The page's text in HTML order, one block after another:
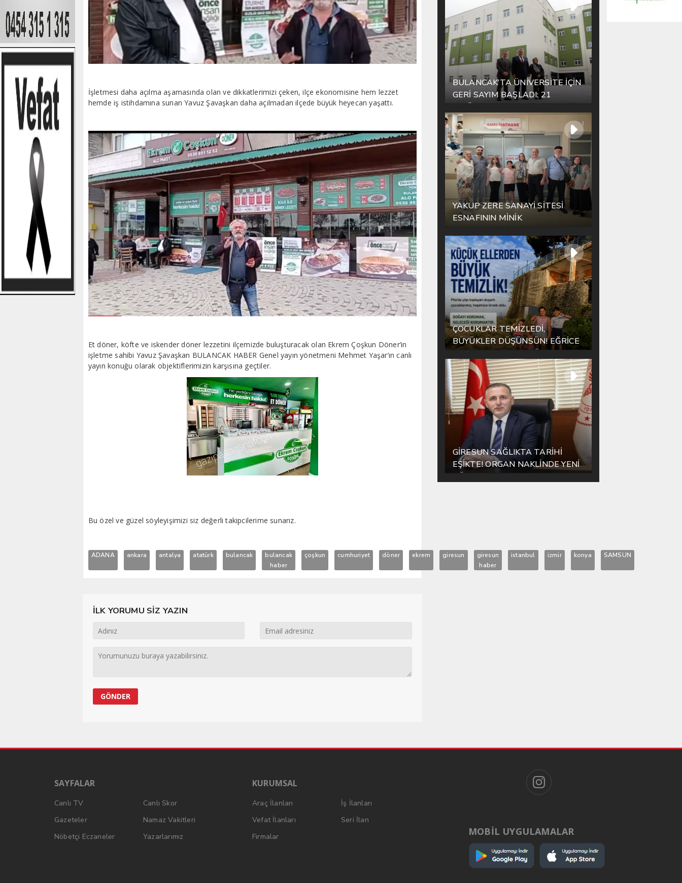
İşletmesi daha açılma aşamasında olan ve dikkatlerimizi çeken, ilçe ekonomisine hem lezzet
hemde iş istihdamına sunan Yavuz Şavaşkan daha açılmadan ilçede büyük heyecan yaşattı.
Et döner, köfte ve iskender döner lezzetini ilçemizde buluşturacak olan Ekrem Çoşkun Döner’in
işletme sahibi Yavuz Şavaşkan BULANCAK HABER Genel yayın yönetmeni Mehmet Yaşar’ın canlı
yayın konuğu olarak objektiflerimizin karşısına geçtiler.
Bu özel ve güzel söyleyişimizi siz değerli takipcilerime sunarız.
ADANA ankara antalya atatürk bulancak
bulancak
haber
çoşkun cumhuriyet döner ekrem giresun
giresun
haber
istanbul izmir konya SAMSUN
İLK YORUMU SİZ YAZIN
BULANCAK’TA ÜNİVERSİTE İÇİN
GERİ SAYIM BAŞLADI: 21
EYLÜL’DE KAPILAR AÇILIYOR
YAKUP ZERE SANAYİ SİTESİ
ESNAFININ MİNİK
DERSİ
ÇOCUKLAR TEMİZLEDİ,
BÜYÜKLER DÜŞÜNSÜN! EĞRİCE
HALK PLAJI’NDAN TÜM
TÜRKİYE’YE ÖRNEK MESAJ
GİRESUN SAĞLIKTA TARİHİ
EŞİKTE! ORGAN NAKLİNDE YENİ
DÖNEM BAŞLIYOR
SAYFALAR
Canlı TV
Canlı Skor
Gazeteler
Namaz Vakitleri
Nöbetçi Eczaneler
Yazarlarımız
KURUMSAL
Araç İlanları
İş İlanları
Vefat İlanları
Seri İlan
Firmalar
MOBİL UYGULAMALAR